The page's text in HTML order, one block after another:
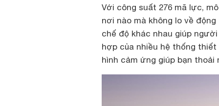
Với công suất 276 mã lực,
nơi nào mà không lo về
chế độ khác nhau giúp
hợp của nhiều hệ thống
hình cảm ứng giúp bạn